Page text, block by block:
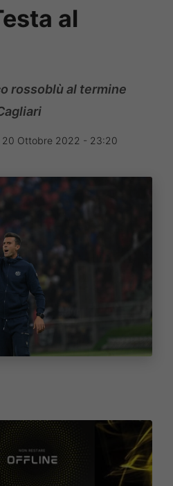
al
rossoblù al termine
20 Ottobre 2022 - 23:20